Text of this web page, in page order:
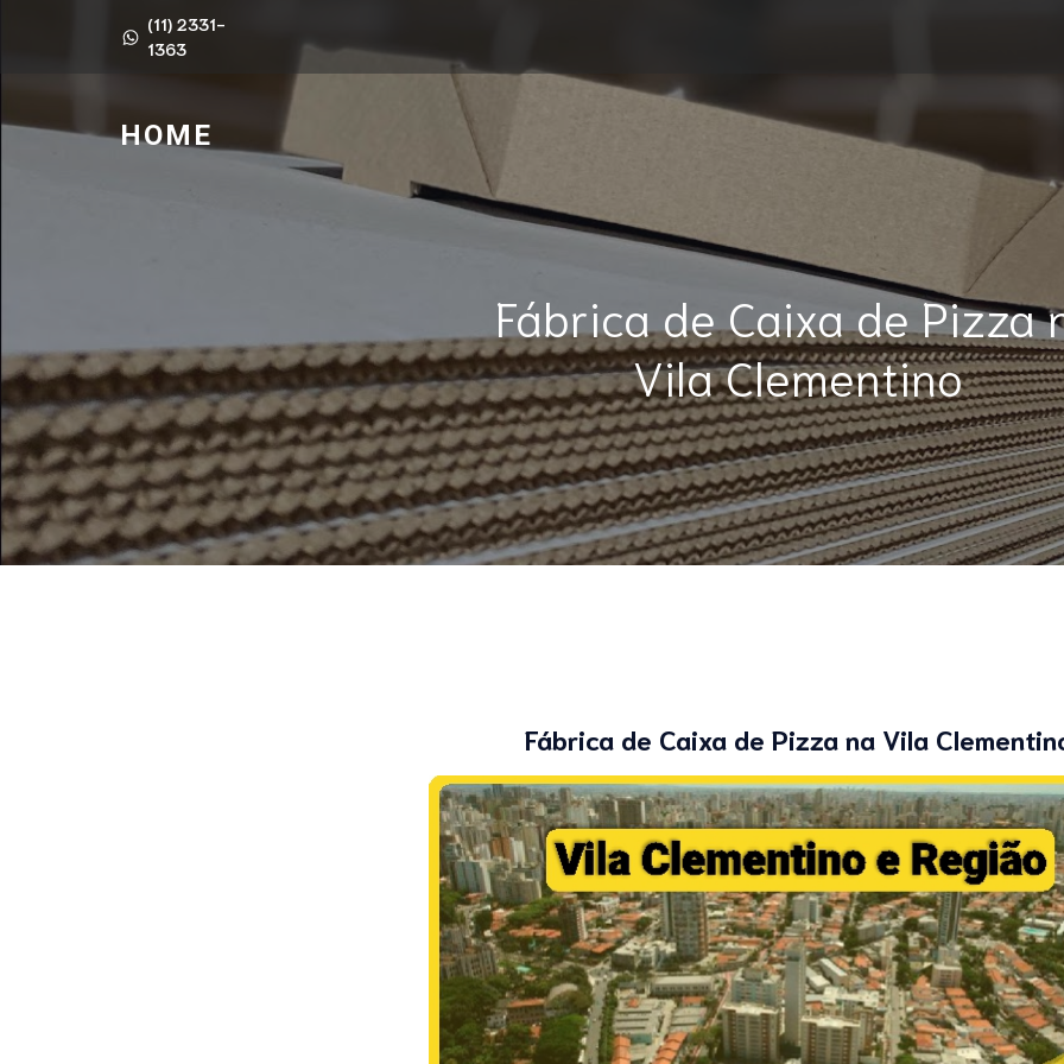
(11) 2331-
1363
HOME
Fábrica de Caixa de Pizza
Vila Clementino
Fábrica de Caixa de Pizza na Vila